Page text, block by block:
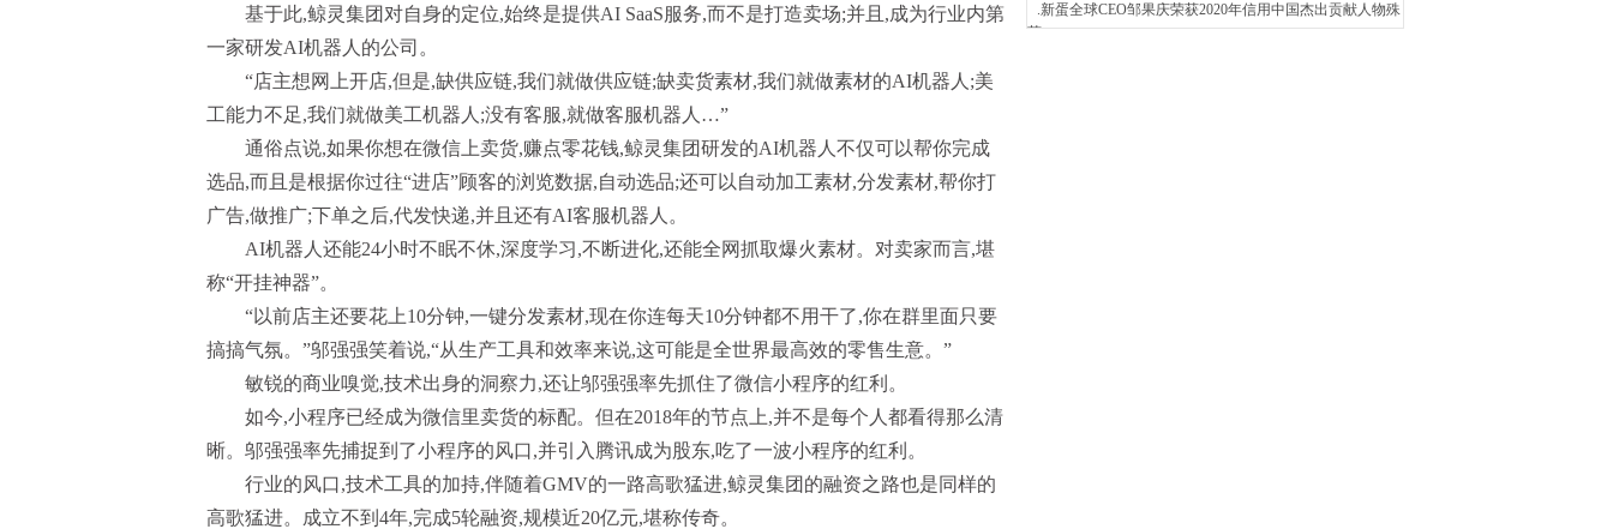
基于此,鲸灵集团对自身的定位,始终是提供AI SaaS服务,而不是打造卖场;并且,成为行业内第
一家研发AI机器人的公司。
“店主想网上开店,但是,缺供应链,我们就做供应链;缺卖货素材,我们就做素材的AI机器人;美
工能力不足,我们就做美工机器人;没有客服,就做客服机器人…”
通俗点说,如果你想在微信上卖货,赚点零花钱,鲸灵集团研发的AI机器人不仅可以帮你完成
选品,而且是根据你过往“进店”顾客的浏览数据,自动选品;还可以自动加工素材,分发素材,帮你打
广告,做推广;下单之后,代发快递,并且还有AI客服机器人。
AI机器人还能24小时不眠不休,深度学习,不断进化,还能全网抓取爆火素材。对卖家而言,堪
称“开挂神器”。
“以前店主还要花上10分钟,一键分发素材,现在你连每天10分钟都不用干了,你在群里面只要
搞搞气氛。”邬强强笑着说,“从生产工具和效率来说,这可能是全世界最高效的零售生意。”
敏锐的商业嗅觉,技术出身的洞察力,还让邬强强率先抓住了微信小程序的红利。
如今,小程序已经成为微信里卖货的标配。但在2018年的节点上,并不是每个人都看得那么清
晰。邬强强率先捕捉到了小程序的风口,并引入腾讯成为股东,吃了一波小程序的红利。
行业的风口,技术工具的加持,伴随着GMV的一路高歌猛进,鲸灵集团的融资之路也是同样的
高歌猛进。成立不到4年,完成5轮融资,规模近20亿元,堪称传奇。
.新蛋全球CEO邹果庆荣获2020年信用中国杰出贡献人物殊
荣